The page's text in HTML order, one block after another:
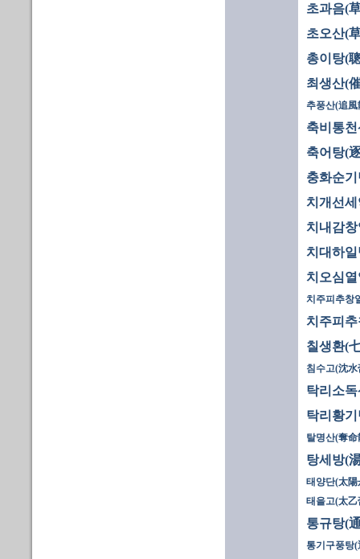
초과음(
초오산(
총이탕(
최생산(
추풍산(追風
축비통
축어탕(
충화순
치개선
치내감
치대하
치오심
치주피추창
치주피
칠생환(
침수고(沈水
탁리소
탁리황
탈명산(奪
탕세방(
태양단(太陽
태을고(太乙
통규탕(
통기구풍탕